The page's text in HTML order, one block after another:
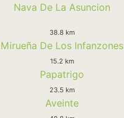
Nava De La Asuncion
38.8 km
Mirueña De Los Infanzones
15.2 km
Papatrigo
23.5 km
Aveinte